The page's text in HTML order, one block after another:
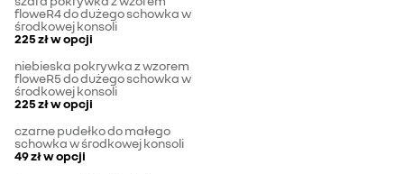
floweR4 do dużego schowka w
środkowej konsoli
225 złw opcji
niebieska pokrywka z wzorem
floweR5 do dużego schowka w
środkowej konsoli
225 złw opcji
czarne pudełko do małego
schowka w środkowej konsoli
49 złw opcji